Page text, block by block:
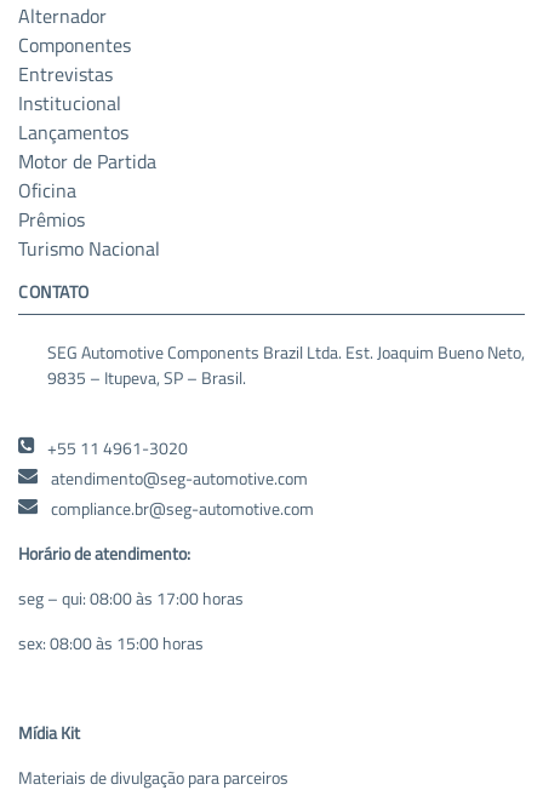
Alternador
Componentes
Entrevistas
Institucional
Lançamentos
Motor de Partida
Oficina
Prêmios
Turismo Nacional
CONTATO
SEG Automotive Components Brazil Ltda. Est. Joaquim Bueno Neto,
9835 – Itupeva, SP – Brasil.
+55 11 4961-3020
atendimento@seg-automotive.com
compliance.br@seg-automotive.com
Horário de atendimento:
seg – qui: 08:00 às 17:00 horas
sex: 08:00 às 15:00 horas
Mídia Kit
Materiais de divulgação para parceiros